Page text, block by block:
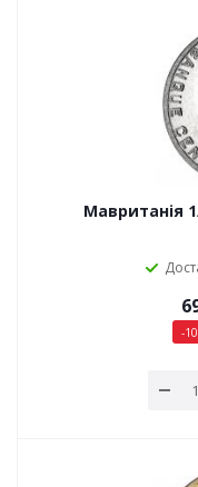
Мавританія
-10